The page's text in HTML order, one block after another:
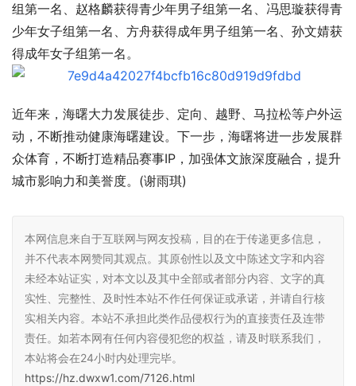
组第一名、赵格麟获得青少年男子组第一名、冯思璇获得青
少年女子组第一名、方舟获得成年男子组第一名、孙文婧获
得成年女子组第一名。
近年来，海曙大力发展徒步、定向、越野、马拉松等户外运
动，不断推动健康海曙建设。下一步，海曙将进一步发展群
众体育，不断打造精品赛事IP，加强体文旅深度融合，提升
城市影响力和美誉度。(谢雨琪)
本网信息来自于互联网与网友投稿，目的在于传递更多信息，
并不代表本网赞同其观点。其原创性以及文中陈述文字和内容
未经本站证实，对本文以及其中全部或者部分内容、文字的真
实性、完整性、及时性本站不作任何保证或承诺，并请自行核
实相关内容。本站不承担此类作品侵权行为的直接责任及连带
责任。如若本网有任何内容侵犯您的权益，请及时联系我们，
本站将会在24小时内处理完毕。
https://hz.dwxw1.com/7126.html